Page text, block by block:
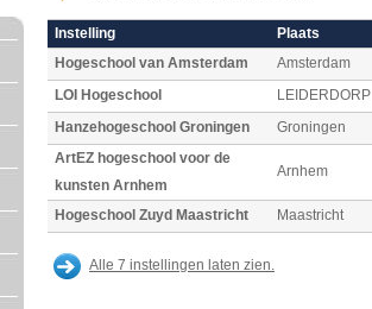
Instelling
Plaats
Hogeschool van Amsterdam
Amsterdam
LOI Hogeschool
LEIDERDORP
Hanzehogeschool Groningen
Groningen
ArtEZ hogeschool voor de
kunsten Arnhem
Arnhem
Hogeschool Zuyd Maastricht Maastricht
Alle 7 instellingen laten zien.